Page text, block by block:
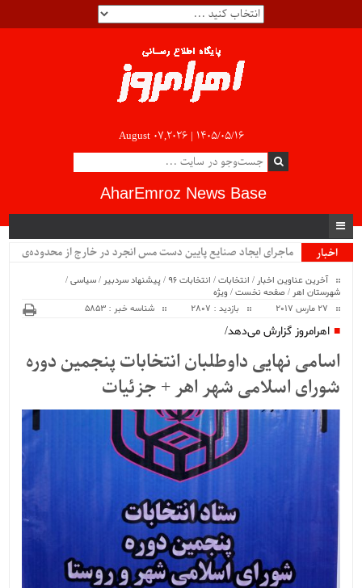
August 07,2026 | ۱۴۰۵/۰۵/۱۶
AharEmroz News Base
اخبار
ماجرای ایجاد صنایع پایین دست مس انجرد در خارج از محدوده‌ی
آخرین عناوین اخبار / انتخابات/ انتخابات 96 /پیشنهاد سردبیر /سیاسی/
شهرستان اهر /صفحه نخست/ ویژه
بازدید : 2807 شناسه خبر : 5853
اهرامروز گزارش می‌دهد/
اسامی نهایی داوطلبان انتخابات پنجمین دوره
شورای اسلامی شهر اهر + جزئیات